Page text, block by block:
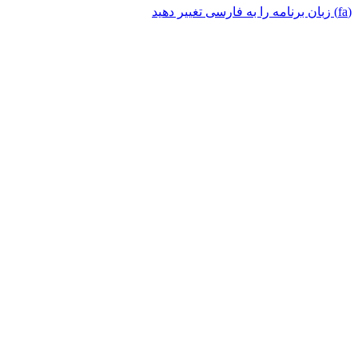
(fa) زبان برنامه را به فارسی تغییر دهید